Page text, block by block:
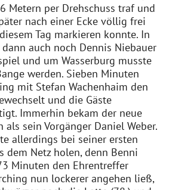
Metern per Drehschuss traf und
nach einer Ecke völlig frei
Tag markieren konnte. In
auch noch Dennis Niebauer
und um Wasserburg musste
werden. Sieben Minuten
mit Stefan Wachenhaim den
und die Gäste
Immerhin bekam der neue
als sein Vorgänger Daniel Weber.
allerdings bei seiner ersten
dem Netz holen, denn Benni
Minuten den Ehrentreffer
nun lockerer angehen ließ,